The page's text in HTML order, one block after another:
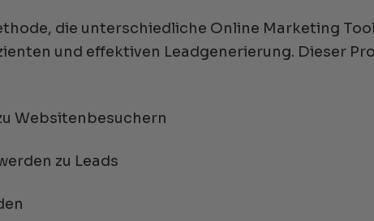
die unterschiedliche Online Marketing
und effektiven Leadgenerierung. Dieser
Websitenbesuchern
zu Leads